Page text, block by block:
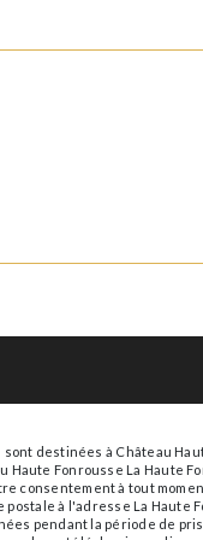
destinées à Château
Fonrousse La Haute
consentement à tout
à l'adresse La Haute
pendant la période de